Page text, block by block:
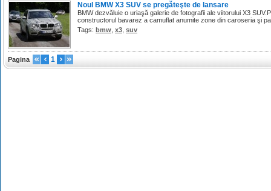
Noul BMW X3 SUV se pregăteşte de lansare
BMW dezvăluie o uriaşă galerie de fotografii ale viitorului X3
constructorul bavarez a camuflat anumite zone din caroseria şi
Tags: bmw x3 suv
Pagina 1